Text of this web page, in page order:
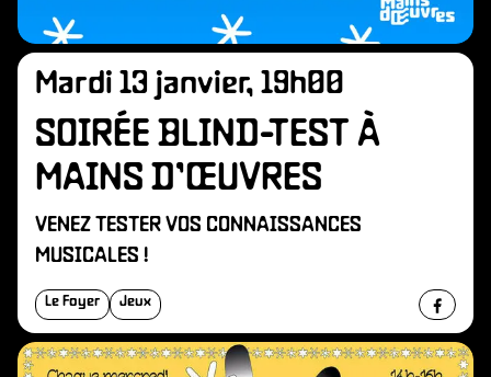
Mardi 13 janvier, 19h00
SOIRÉE BLIND-TEST À
MAINS D’ŒUVRES
VENEZ TESTER VOS CONNAISSANCES
MUSICALES !
Le Foyer Jeux